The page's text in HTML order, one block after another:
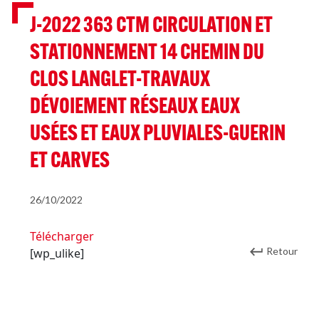
J-2022 363 CTM CIRCULATION ET
STATIONNEMENT 14 CHEMIN DU
CLOS LANGLET-TRAVAUX
DÉVOIEMENT RÉSEAUX EAUX
USÉES ET EAUX PLUVIALES-GUERIN
ET CARVES
26/10/2022
Télécharger
[wp_ulike]
Retour